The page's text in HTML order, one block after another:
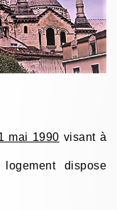
mai 1990 visant à
dispose